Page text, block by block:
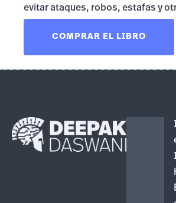
evitar ataques, robos, estafas y
COMPRAR EL LIBRO